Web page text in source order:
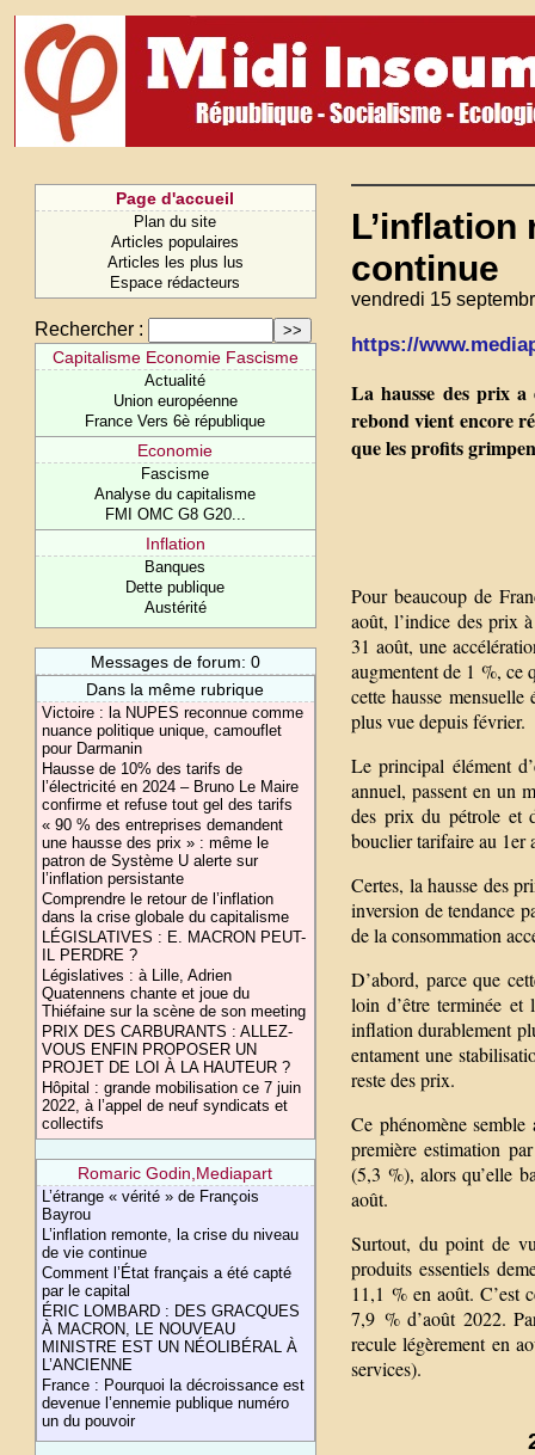
Page d'accueil
Plan du site
Articles populaires
Articles les plus lus
Espace rédacteurs
Rechercher :
Capitalisme Economie Fascisme
Actualité
Union européenne
France Vers 6è république
Economie
Fascisme
Analyse du capitalisme
FMI OMC G8 G20...
Inflation
Banques
Dette publique
Austérité
Messages de forum: 0
Dans la même rubrique
Victoire : la NUPES reconnue comme
nuance politique unique, camouflet
pour Darmanin
Hausse de 10% des tarifs de
l’électricité en 2024 – Bruno Le Maire
confirme et refuse tout gel des tarifs
« 90 % des entreprises demandent
une hausse des prix » : même le
patron de Système U alerte sur
l’inflation persistante
Comprendre le retour de l’inflation
dans la crise globale du capitalisme
LÉGISLATIVES : E. MACRON PEUT-
IL PERDRE ?
Législatives : à Lille, Adrien
Quatennens chante et joue du
Thiéfaine sur la scène de son meeting
PRIX DES CARBURANTS : ALLEZ-
VOUS ENFIN PROPOSER UN
PROJET DE LOI À LA HAUTEUR ?
Hôpital : grande mobilisation ce 7 juin
2022, à l’appel de neuf syndicats et
collectifs
Romaric Godin,Mediapart
L’étrange « vérité » de François
Bayrou
L’inflation remonte, la crise du niveau
de vie continue
Comment l’État français a été capté
par le capital
ÉRIC LOMBARD : DES GRACQUES
À MACRON, LE NOUVEAU
MINISTRE EST UN NÉOLIBÉRAL À
L’ANCIENNE
France : Pourquoi la décroissance est
devenue l’ennemie publique numéro
un du pouvoir
continue
vendredi 15
https://
La hausse des prix a
rebond vient encore
que les profits
Pour beaucoup de
août, l’indice des prix
31 août, une
augmentent de 1 %, ce
cette hausse
plus vue depuis février.
Le principal élément
annuel, passent en un
des prix du pétrole et
bouclier tarifaire au 1er
Certes, la hausse des
inversion de tendance
de la consommation
D’abord, parce que
loin d’être terminée et
inflation durablement
entament une
reste des prix.
Ce phénomène
première estimation
(5,3 %), alors qu’elle
août.
Surtout, du point de
produits essentiels
11,1 % en août. C’est
7,9 % d’août 2022.
recule légèrement en
services).